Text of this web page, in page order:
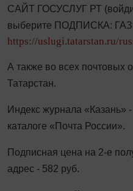
САЙТ ГОСУСЛУГ РТ
выберите ПОДПИСКА:
https://uslugi.tatarstan.ru/
А также во всех почтовых
Татарстан.
Индекс журнала
каталоге «Почта России».
Подписная цена на 2-е
адрес - 582 руб.